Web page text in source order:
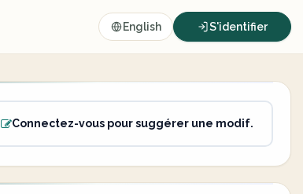
English S'identifier
Connectez-vous pour suggérer une modif.